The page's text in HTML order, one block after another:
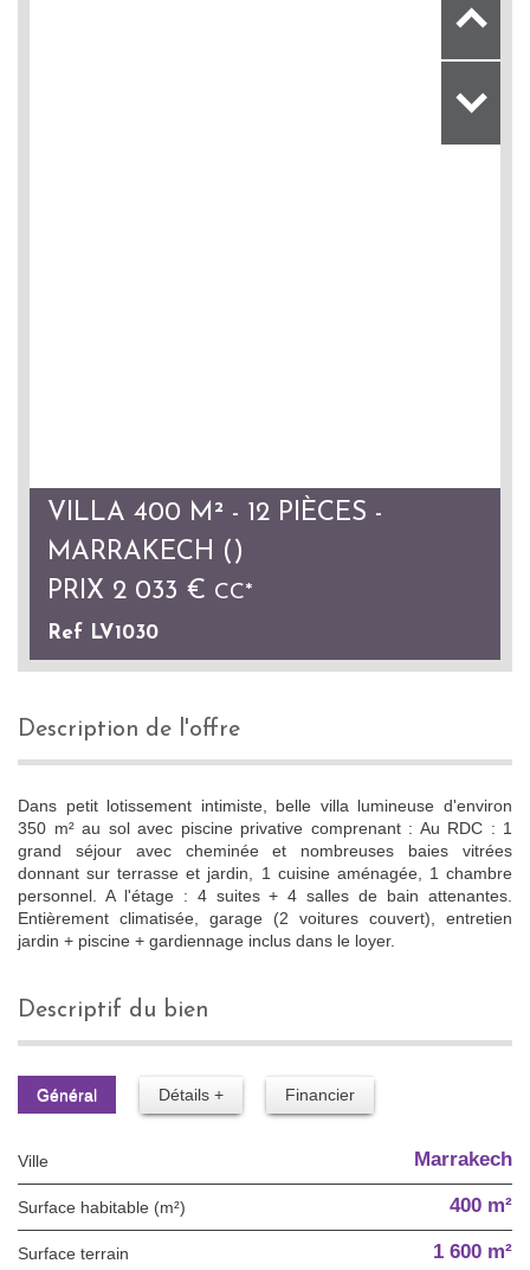
VILLA 400 M² - 12 PIÈCES -
MARRAKECH ()
PRIX 2 033 € CC*
Ref LV1030
description de l'offre
Dans petit lotissement intimiste, belle villa lumineuse d'environ
350 m² au sol avec piscine privative comprenant : Au RDC : 1
grand séjour avec cheminée et nombreuses baies vitrées
donnant sur terrasse et jardin, 1 cuisine aménagée, 1 chambre
personnel. A l'étage : 4 suites + 4 salles de bain attenantes.
Entièrement climatisée, garage (2 voitures couvert), entretien
jardin + piscine + gardiennage inclus dans le loyer.
descriptif du bien
Général Détails + Financier
Ville Marrakech
Surface habitable (m²) 400 m²
surface terrain 1 600 m²